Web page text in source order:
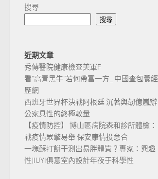
搜尋
搜尋
近期文章
秀傳醫院健康檢查美軍F
看“高青黑牛”若何帶富一方_中國查包養經
歷網
西班牙世界杯決戰阿根廷 沉著與韌億嵐辦
公家具性的終極較量
【疫情防控】 博山區病院森和診所體檢：
戰疫情眾擎易舉 保安康情投意合
一塊蘇打餅干測出易胖體質？專家：興趣
性JIUYI俱意室內設計年夜于科學性